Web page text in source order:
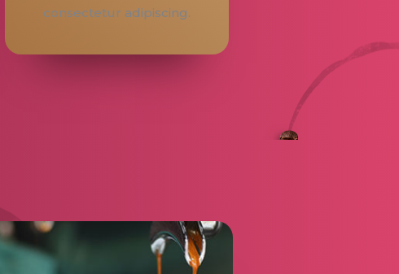
consectetur adipiscing.